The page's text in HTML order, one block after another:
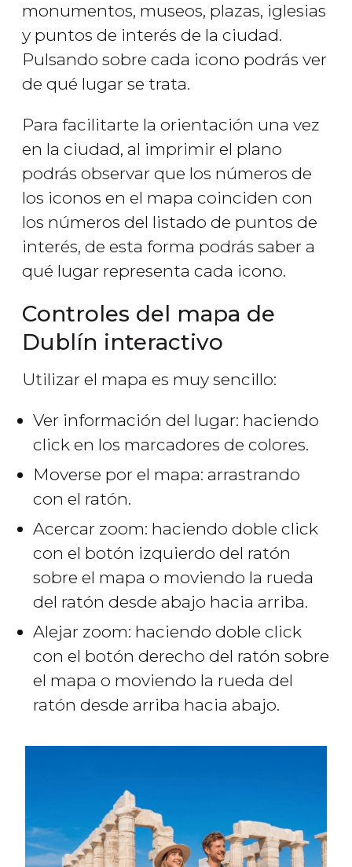
monumentos, museos, plazas, iglesias
y puntos de interés de la ciudad.
Pulsando sobre cada icono podrás ver
de qué lugar se trata.
Para facilitarte la orientación una vez
en la ciudad, al imprimir el plano
podrás observar que los números de
los iconos en el mapa coinciden con
los números del listado de puntos de
interés, de esta forma podrás saber a
qué lugar representa cada icono.
Controles del mapa de
Dublín interactivo
Utilizar el mapa es muy sencillo:
Ver información del lugar: haciendo
click en los marcadores de colores.
Moverse por el mapa: arrastrando
con el ratón.
Acercar zoom: haciendo doble click
con el botón izquierdo del ratón
sobre el mapa o moviendo la rueda
del ratón desde abajo hacia arriba.
Alejar zoom: haciendo doble click
con el botón derecho del ratón sobre
el mapa o moviendo la rueda del
ratón desde arriba hacia abajo.